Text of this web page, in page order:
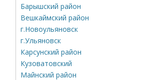
Барышский район
Вешкаймский район
г.Новоульяновск
г.Ульяновск
Карсунский район
Кузоватовский
Майнский район